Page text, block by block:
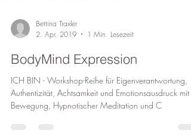
Bettina Traxler
2. Apr. 2019
1 Min. Lesezeit
BodyMind Expression
ICH BIN - Workshop-Reihe für Eigenverantwortung,